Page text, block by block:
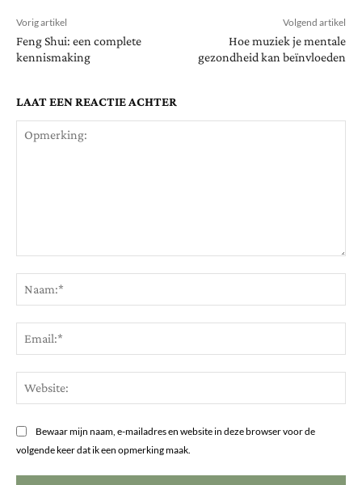
Vorig artikel
Feng Shui: een complete
kennismaking
Volgend artikel
Hoe muziek je mentale
gezondheid kan beïnvloeden
LAAT EEN REACTIE ACHTER
Bewaar mijn naam, e-mailadres en website in deze browser voor de
volgende keer dat ik een opmerking maak.